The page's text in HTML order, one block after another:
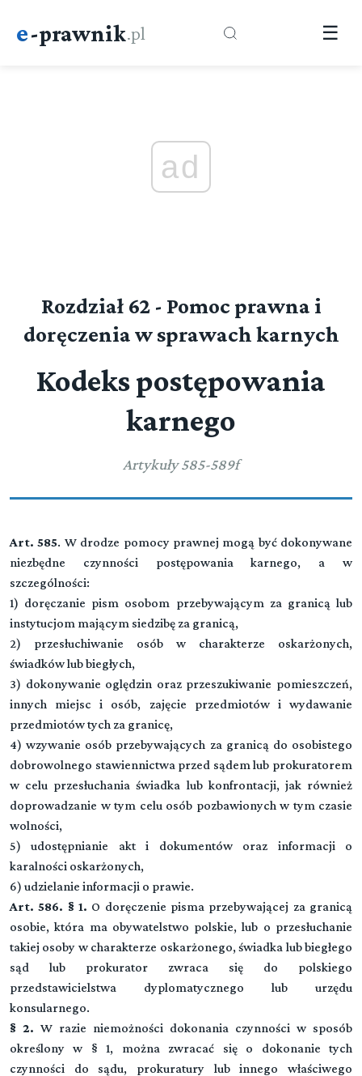
e-prawnik.pl ☰
ad
Rozdział 62 - Pomoc prawna i
doręczenia w sprawach karnych
Kodeks postępowania
karnego
Artykuły 585-589f
Art. 585. W drodze pomocy prawnej mogą być dokonywane
niezbędne czynności postępowania karnego, a w
szczególności:
1) doręczanie pism osobom przebywającym za granicą lub
instytucjom mającym siedzibę za granicą,
2) przesłuchiwanie osób w charakterze oskarżonych,
świadków lub biegłych,
3) dokonywanie oględzin oraz przeszukiwanie pomieszczeń,
innych miejsc i osób, zajęcie przedmiotów i wydawanie
przedmiotów tych za granicę,
4) wzywanie osób przebywających za granicą do osobistego
dobrowolnego stawiennictwa przed sądem lub prokuratorem
w celu przesłuchania świadka lub konfrontacji, jak również
doprowadzanie w tym celu osób pozbawionych w tym czasie
wolności,
5) udostępnianie akt i dokumentów oraz informacji o
karalności oskarżonych,
6) udzielanie informacji o prawie.
Art. 586. § 1. O doręczenie pisma przebywającej za granicą
osobie, która ma obywatelstwo polskie, lub o przesłuchanie
takiej osoby w charakterze oskarżonego, świadka lub biegłego
sąd lub prokurator zwraca się do polskiego
przedstawicielstwa dyplomatycznego lub urzędu
konsularnego.
§ 2. W razie niemożności dokonania czynności w sposób
określony w § 1, można zwracać się o dokonanie tych
czynności do sądu, prokuratury lub innego właściwego